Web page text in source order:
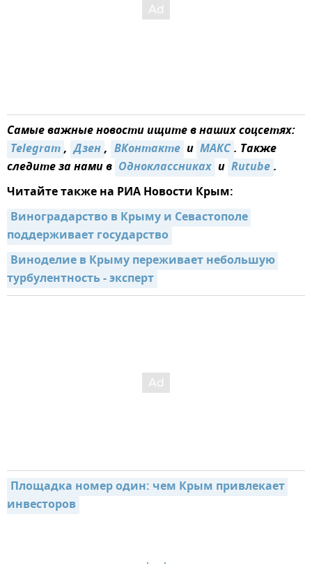
Самые важные новости ищите в наших соцсетях:
Telegram, Дзен, ВКонтакте и MAКС. Также
следите за нами в Одноклассниках и Rutube.
Читайте также на РИА Новости Крым:
Виноградарство в Крыму и Севастополе
поддерживает государство
Виноделие в Крыму переживает небольшую
турбулентность - эксперт
Площадка номер один: чем Крым привлекает
инвесторов